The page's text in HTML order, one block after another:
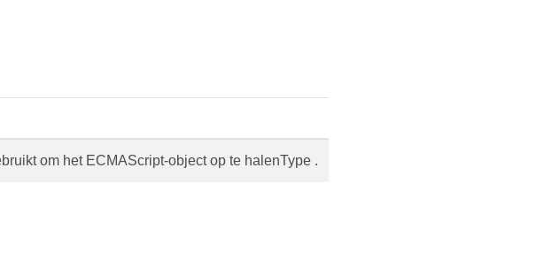
om het ECMAScript-object op te halenType .